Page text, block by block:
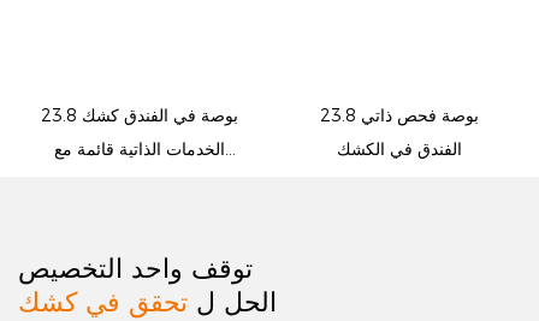
23.8 بوصة في الفندق كشك
الخدمات الذاتية قائمة مع
23.8 بوصة فحص ذاتي
الفندق في الكشك
توقف واحد التخصيص
الحل ل تحقق في كشك